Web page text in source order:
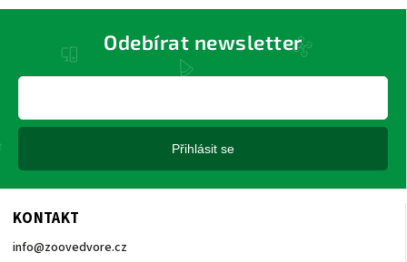
KONTAKT
info@zoovedvore.cz
Odebírat newsletter
Přihlásit se